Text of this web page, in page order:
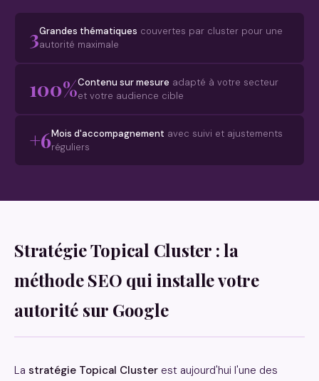
3Grandes thématiques couvertes par cluster pour une
autorité maximale
100%Contenu sur mesure adapté à votre secteur
et votre audience cible
+6Mois d'accompagnement avec suivi et ajustements
réguliers
Stratégie Topical Cluster : la
méthode SEO qui installe votre
autorité sur Google
La stratégie Topical Cluster est aujourd'hui l'une des